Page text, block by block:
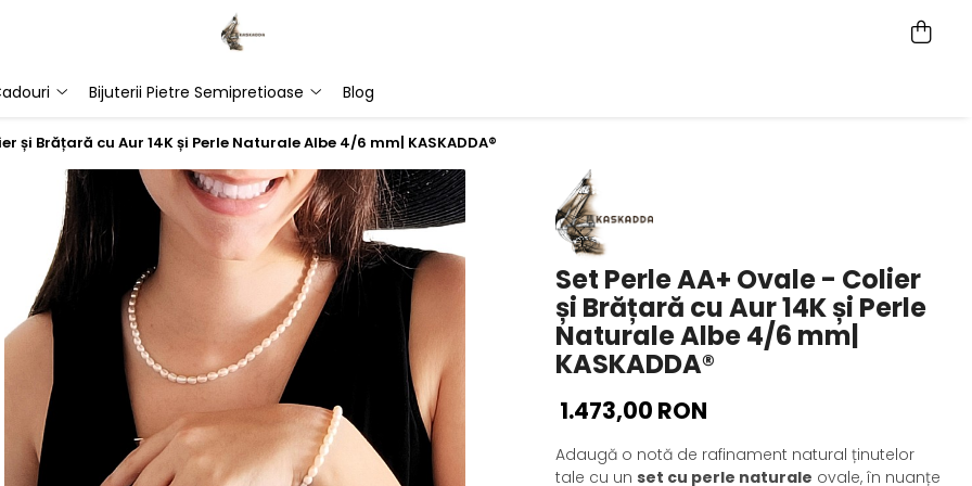
Bijuterii Pietre Semipretioase Blog
și Brățară cu Aur 14K și Perle Naturale Albe 4/6 mm| KASKADDA®
Set Perle AA+ Ovale - Colier
și Brățară cu Aur 14K și Perle
Naturale Albe 4/6 mm|
KASKADDA®
1.473,00 RON
Adaugă o notă de rafinament natural ținutelor
tale cu unset cu perle naturale ovale, în nuanțe